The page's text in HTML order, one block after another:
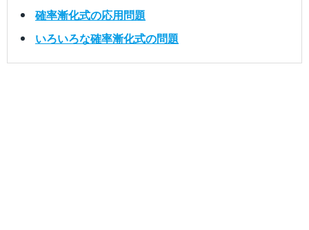
確率漸化式の応用問題
いろいろな確率漸化式の問題